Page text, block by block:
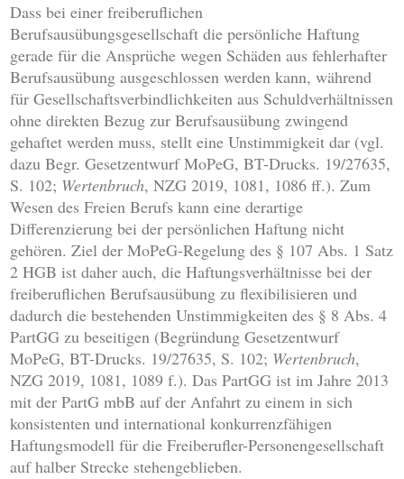
Dass bei einer freiberuflichen
Berufsausübungsgesellschaft die persönliche Haftung
gerade für die Ansprüche wegen Schäden aus fehlerhafter
Berufsausübung ausgeschlossen werden kann, während
für Gesellschaftsverbindlichkeiten aus Schuldverhältnissen
ohne direkten Bezug zur Berufsausübung zwingend
gehaftet werden muss, stellt eine Unstimmigkeit dar (vgl.
dazu Begr. Gesetzentwurf MoPeG, BT-Drucks. 19/27635,
S. 102; Wertenbruch, NZG 2019, 1081, 1086 ff.). Zum
Wesen des Freien Berufs kann eine derartige
Differenzierung bei der persönlichen Haftung nicht
gehören. Ziel der MoPeG-Regelung des § 107 Abs. 1 Satz
2 HGB ist daher auch, die Haftungsverhältnisse bei der
freiberuflichen Berufsausübung zu flexibilisieren und
dadurch die bestehenden Unstimmigkeiten des § 8 Abs. 4
PartGG zu beseitigen (Begründung Gesetzentwurf
MoPeG, BT-Drucks. 19/27635, S. 102; Wertenbruch,
NZG 2019, 1081, 1089 f.). Das PartGG ist im Jahre 2013
mit der PartG mbB auf der Anfahrt zu einem in sich
konsistenten und international konkurrenzfähigen
Haftungsmodell für die Freiberufler-Personengesellschaft
auf halber Strecke stehengeblieben.